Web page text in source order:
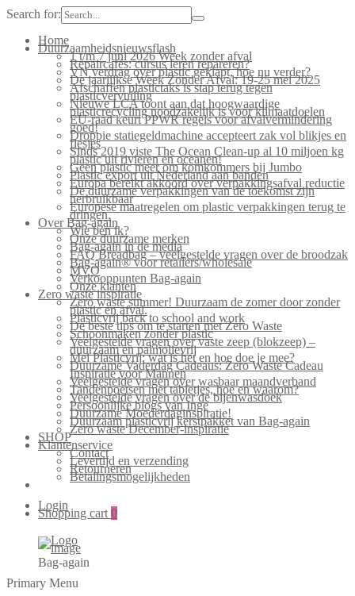
Search for:
Home
Duurzaamheidsnieuwsflash
1 t/m 7 juni 2026 Week zonder afval
Repaircafés: cursus leren repareren?
VN verdrag over plastic geklapt, hoe nu verder?
De jaarlijkse Week Zonder Afval: 19-25 mei 2025
Afschaffen plastictaks is stap terug tegen
plasticvervuiling
Nieuwe LCA toont aan dat hoogwaardige
plasticrecycling noodzakelijk is voor klimaatdoelen
EU-raad keurt PPWR regels voor afvalvermindering
goed!
Droppie statiegeldmachine accepteert zak vol blikjes en
flesjes
Sinds 2019 viste The Ocean Clean-up al 10 miljoen kg
plastic uit rivieren en oceanen!
Geen plastic meer om komkommers bij Jumbo
Plastic export uit Nederland aan banden
Europa bereikt akkoord over verpakkingsafval reductie
De duurzame verpakkingen van de toekomst zijn
herbruikbaar
Europese maatregelen om plastic verpakkingen terug te
dringen.
Over Bag-again
Wie ben ik?
Onze duurzame merken
Bag-again in de media
FAQ Breadbag – veelgestelde vragen over de broodzak
Bag-again® voor retailers/wholesale
MVO
Verkooppunten Bag-again
Onze klanten
Zero waste inspiratie
Zero waste summer! Duurzaam de zomer door zonder
plastic en afval.
Plasticvrij back to school and work
De beste tips om te starten met Zero Waste
Schoonmaken zonder plastic
Veelgestelde vragen over vaste zeep (blokzeep) –
duurzaam en palmolievrij
Mei Plasticvrij: wat is het en hoe doe je mee?
Duurzame Vaderdag Cadeaus: Zero Waste Cadeau
Inspiratie voor Mannen
Veelgestelde vragen over wasbaar maandverband
Tandenpoetsen met tabletjes, hoe en waarom?
Veelgestelde vragen over de bijenwasdoek
Persoonlijke blogs van Inge
Duurzame Moederdaginspiratie!
Duurzaam plasticvrij kerstpakket van Bag-again
Zero waste December-inspiratie
SHOP
Klantenservice
Contact
Levertijd en verzending
Retourneren
Betalingsmogelijkheden
Login
Shopping cart 0
Bag-again
Primary Menu